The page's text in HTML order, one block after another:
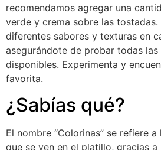
recomendamos agregar una
verde y crema sobre las
diferentes sabores y texturas en
asegurándote de probar todas
disponibles. Experimenta y
favorita.
¿Sabías qué?
El nombre “Colorinas” se refiere
que se ven en el platillo, gracias